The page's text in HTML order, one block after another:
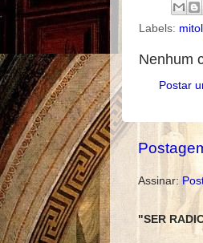
Labels:
Nenhum
Postar
Assinar:
"SER